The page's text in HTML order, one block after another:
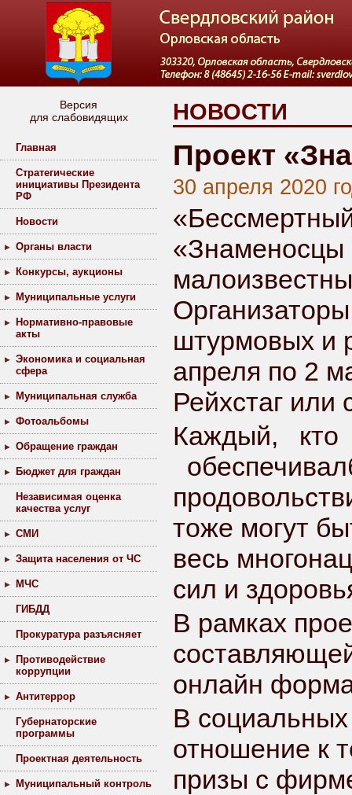
Версия
для слабовидящих
Главная
Стратегические
инициативы Президента
РФ
Новости
Органы власти
Конкурсы, аукционы
Муниципальные услуги
Нормативно-правовые
акты
Экономика и социальная
сфера
Муниципальная служба
Фотоальбомы
Обращение граждан
Бюджет для граждан
Независимая оценка
качества услуг
СМИ
Защита населения от ЧС
МЧС
ГИБДД
Прокуратура разъясняет
Противодействие
коррупции
Антитеррор
Губернаторские
программы
Проектная деятельность
Муниципальный контроль
НОВОСТИ
Проект
30 апреля 2020
«Знаменосцы
штурмовых и
апреля по 2
Рейхстаг или
Каждый,
тоже могут
весь
сил и
В рамках
онлайн
В
отношение к
призы с